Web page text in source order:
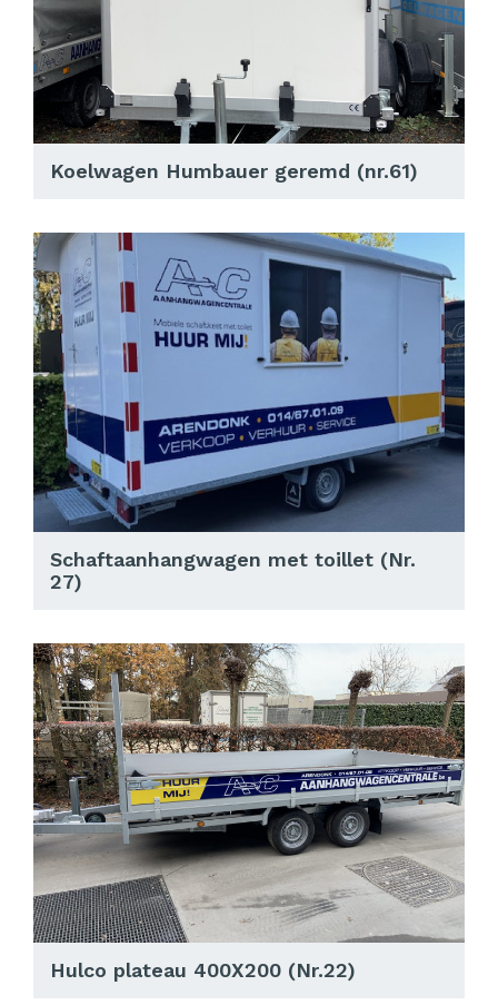
Koelwagen Humbauer geremd (nr.61)
Schaftaanhangwagen met toillet (Nr.
27)
Hulco plateau 400X200 (Nr.22)